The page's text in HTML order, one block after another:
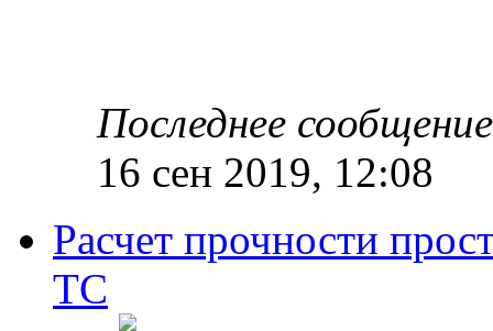
Последнее
16 сен 2019, 12:08
Расчет прочности
ТС